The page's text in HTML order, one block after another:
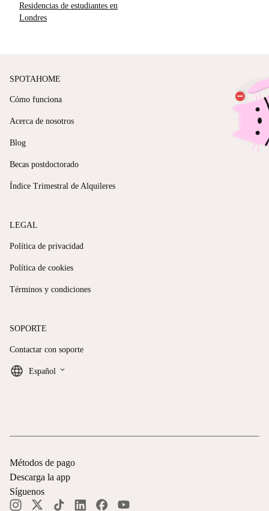
Residencias de estudiantes en
Londres
SPOTAHOME
Cómo funciona
Acerca de nosotros
Blog
Becas postdoctorado
Índice Trimestral de Alquileres
LEGAL
Política de privacidad
Política de cookies
Términos y condiciones
SOPORTE
Contactar con soporte
Español keyboard_arrow_down
Métodos de pago
Descarga la app
Síguenos